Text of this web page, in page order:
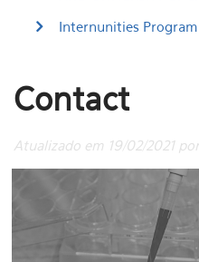
Internunities Program
Contact
Atualizado em 19/02/2021